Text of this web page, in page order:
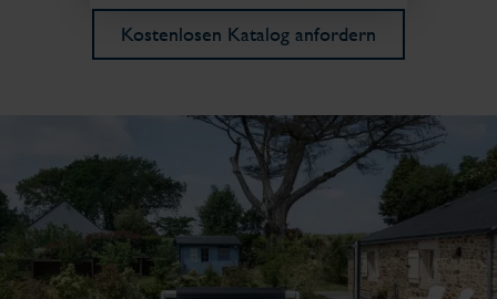
Kostenlosen Katalog anfordern